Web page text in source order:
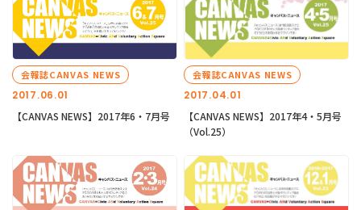
2017.06.01
会報誌CANVAS NEWS
【CANVAS NEWS】2017年6・7月号
2017.04.01
会報誌CANVAS NEWS
【CANVAS NEWS】2017年4・5月号
（Vol.25）